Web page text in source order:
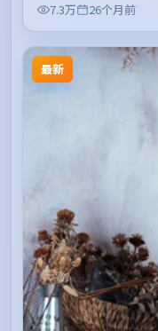
7.3万
26个月前
最新